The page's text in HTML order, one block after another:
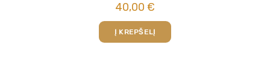
40,00 €
Į KREPŠELĮ